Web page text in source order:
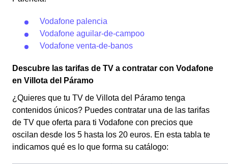
Vodafone palencia
Vodafone aguilar-de-campoo
Vodafone venta-de-banos
Descubre las tarifas de TV a contratar con Vodafone
en Villota del Páramo
¿Quieres que tu TV de Villota del Páramo tenga
contenidos únicos? Puedes contratar una de las tarifas
de TV que oferta para ti Vodafone con precios que
oscilan desde los 5 hasta los 20 euros. En esta tabla te
indicamos qué es lo que forma su catálogo: